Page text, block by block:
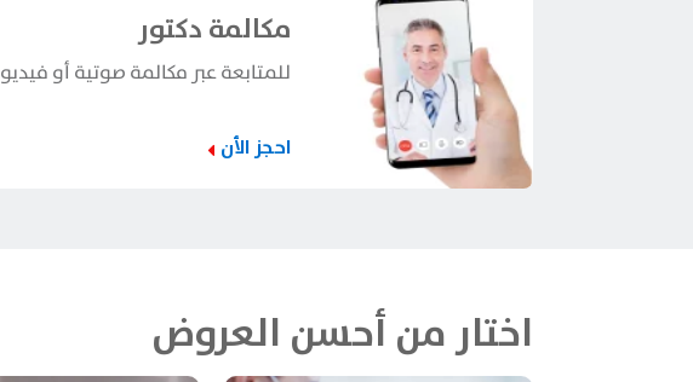
مكالمة دكتور
للمتابعة عبر مكالمة صوتية أو فيديو
احجز الأن
اختار من أحسن العروض